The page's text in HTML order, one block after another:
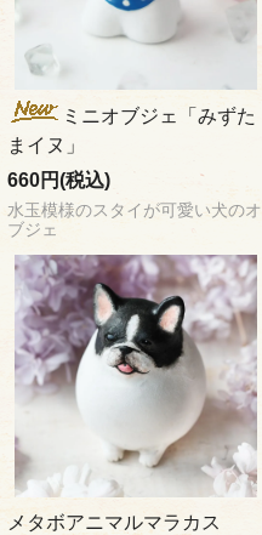
ミニオブジェ「みずた
まイヌ」
660円(税込)
水玉模様のスタイが可愛い犬のオ
ブジェ
メタボアニマルマラカス